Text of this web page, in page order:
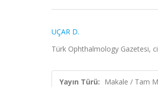
UÇAR D.
Türk Ophthalmology Gazetesi,
Yayın Türü: Makale / Tam